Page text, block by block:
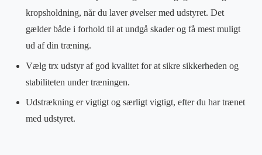
kropsholdning, når du laver øvelser med udstyret. Det
gælder både i forhold til at undgå skader og få mest muligt
ud af din træning.
Vælg trx udstyr af god kvalitet for at sikre sikkerheden og
stabiliteten under træningen.
Udstrækning er vigtigt og særligt vigtigt, efter du har trænet
med udstyret.